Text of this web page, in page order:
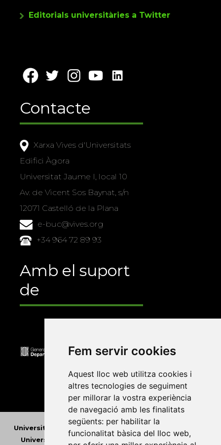
Fem servir cookies
Aquest lloc web utilitza cookies i
altres tecnologies de seguiment
per millorar la vostra experiència
de navegació amb les finalitats
següents: per habilitar la
funcionalitat bàsica del lloc web,
Editorials universitàries a Twitter
Contacte
Xarxa Vives d'Universitats
Edifici Àgora
Universitat Jaume I, local 10
Av. de Vicent Sos Baynat, s/n
12071 Castelló de la Plana
e-buc@vives.org
+34 964 72 89 93
Amb el suport
de
Universitat Abat Oliba CEU • Universitat d'Alacant
Universitat d'Andorra•Universitat Autònoma de